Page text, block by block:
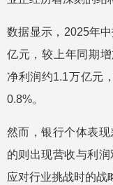
数据显示，2025年
亿元，较上年同期
净利润约1.1万亿元
0.8%。
然而，银行个体表
的则出现营收与利
应对行业挑战时的战